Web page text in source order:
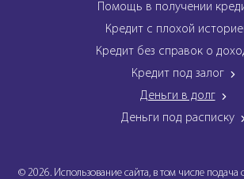
Помощь в получении
Кредит с плохой
Кредит без справок о
Кредит под залог
Деньги в долг
Деньги под расписку
© 2026. Использование сайта, в том числе подача